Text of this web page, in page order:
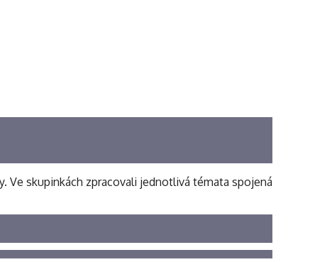
Ve skupinkách zpracovali jednotlivá témata spojená